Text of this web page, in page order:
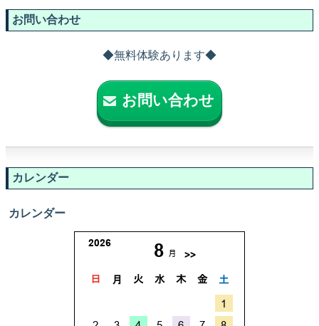
お問い合わせ
◆無料体験あります◆
お問い合わせ
カレンダー
カレンダー